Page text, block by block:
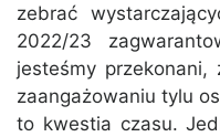
zebrać
2022/23
jesteśmy
zaangażowaniu tylu
to kwestia czasu.